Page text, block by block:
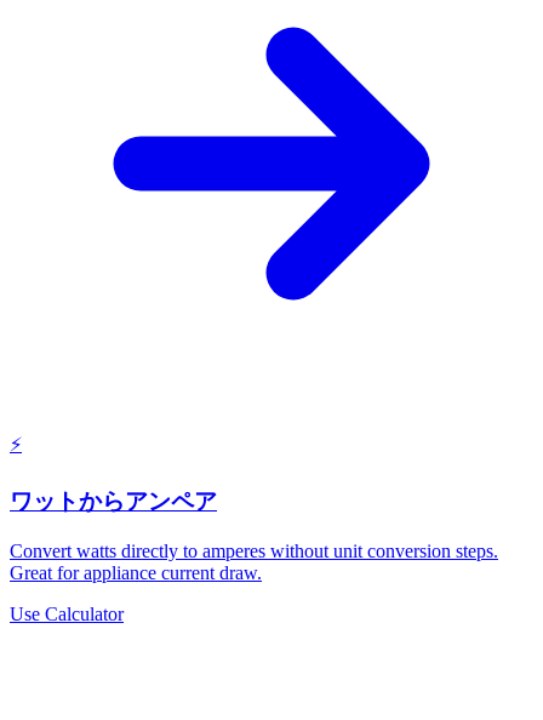
⚡
ワットからアンペア
Convert watts directly to amperes without unit conversion steps.
Great for appliance current draw.
Use Calculator